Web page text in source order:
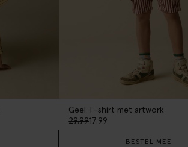
Geel T-shirt met artwork
29.9917.99
BESTEL MEE